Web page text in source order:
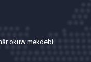
okuw mekdebi.